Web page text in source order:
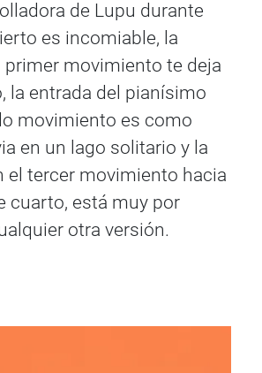
de Lupu durante
es incomiable, la
primer movimiento te deja
la entrada del pianísimo
movimiento es como
en un lago solitario y la
el tercer movimiento hacia
cuarto, está muy por
otra versión.